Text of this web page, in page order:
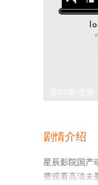
剧情介绍
星辰影院国产
费观看高清未